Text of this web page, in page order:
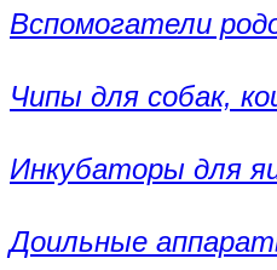
Вспомогатели
Чипы для собак,
Инкубаторы для
Доильные